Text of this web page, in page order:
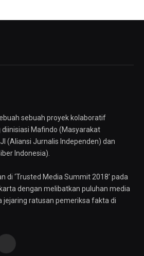
sebuah proyek kolaboratif
Mafindo (Masyarakat
(Aliansi Jurnalis Independen) dan
Indonesia).
di ‘Trusted Media Summit 2018’ pada
dengan melibatkan puluhan media
jejaring ratusan pemeriksa fakta di
YouTube